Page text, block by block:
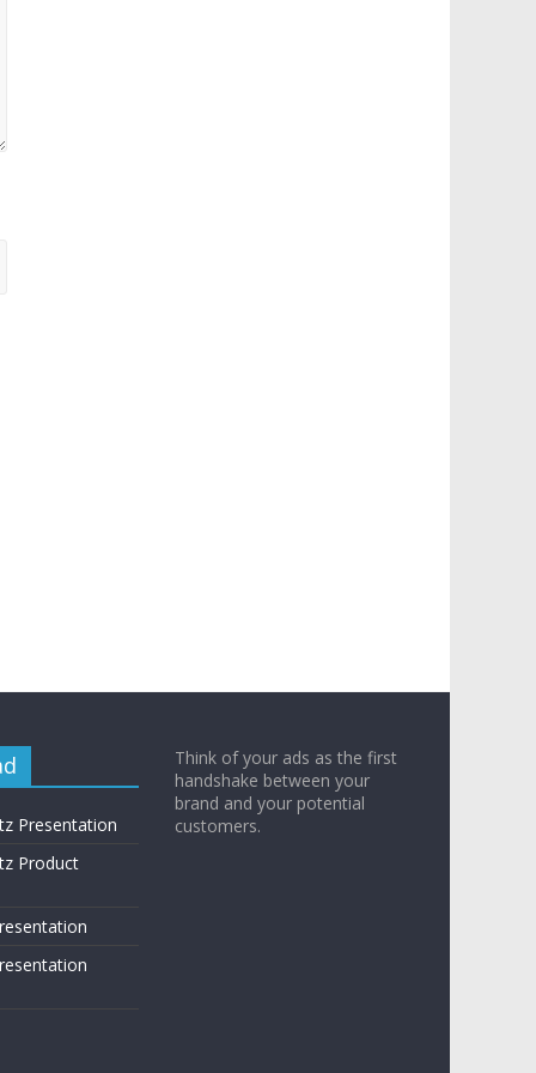
Presentation
Product
Think of your ads as the first
handshake between your
brand and your potential
customers.